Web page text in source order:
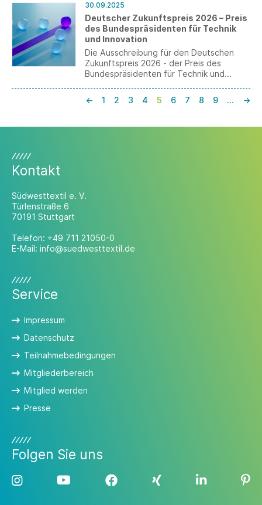
die verpflichtende Zulassung als CBAM-
Anmelder ab dem 01.01.2026.
30.09.2025
Deutscher Zukunftspreis 2026 – Preis
des Bundespräsidenten für Technik
und Innovation
Die Ausschreibung für den Deutschen
Zukunftspreis 2026 - der Preis des
Bundespräsidenten für Technik und
können bis zum 1. Dezember 2025
eingesendet werden.
← 1 2 3 4 5 6 7 8 9 … →
Kontakt
Südwesttextil e. V.
Türlenstraße 6
70191 Stuttgart
Telefon: +49 711 21050-0
E-Mail: info@suedwesttextil.de
Service
Impressum
Datenschutz
Teilnahmebedingungen
Mitgliederbereich
Mitglied werden
Presse
Folgen Sie uns